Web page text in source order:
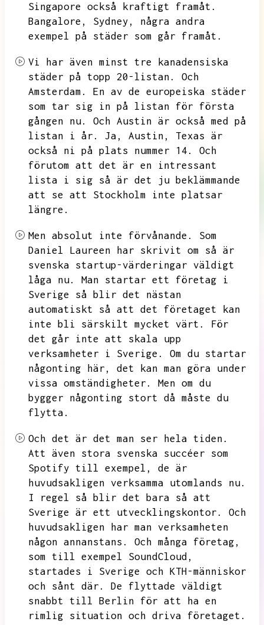
Singapore också kraftigt framåt.
Bangalore,
Sydney,
några andra
exempel på städer som går framåt.
Vi har även minst tre kanadensiska
städer på topp 20-listan.
Och
Amsterdam.
En av de europeiska städer
som tar sig in på listan för första
gången nu.
Och Austin är också med på
listan i år.
Ja, Austin,
Texas är
också ni på plats nummer 14.
Och
förutom att det är en intressant
lista i sig så är det ju beklämmande
att se att Stockholm inte platsar
längre.
Men absolut inte förvånande.
Som
Daniel Laureen har skrivit om så är
svenska startup-värderingar väldigt
låga nu.
Man startar ett företag i
Sverige så blir det nästan
automatiskt så att det företaget kan
inte bli särskilt mycket värt.
För
det går inte att skala upp
verksamheter i Sverige.
Om du startar
någonting här,
det kan man göra under
vissa omständigheter.
Men om du
bygger någonting stort då måste du
flytta.
Och det är det man ser hela tiden.
Att även stora svenska succéer som
Spotify till exempel,
de är
huvudsakligen verksamma utomlands nu.
I regel så blir det bara så att
Sverige är ett utvecklingskontor.
Och
huvudsakligen har man verksamheten
någon annanstans.
Och många företag,
som till exempel SoundCloud,
startades i Sverige och KTH-människor
och sånt där.
De flyttade väldigt
snabbt till Berlin för att ha en
rimlig situation och driva företaget.